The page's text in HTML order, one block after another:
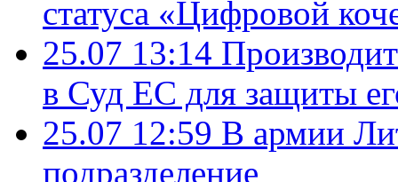
статуса «Цифровой
25.07 13:14
в Суд ЕС для защиты
25.07 12:59 В армии
подразделение